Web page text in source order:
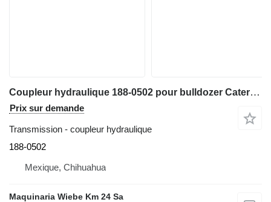
Coupleur hydraulique 188-0502 pour bulldozer Caterpillar D6N XL
Prix sur demande
Transmission - coupleur hydraulique
188-0502
Mexique, Chihuahua
Maquinaria Wiebe Km 24 Sa